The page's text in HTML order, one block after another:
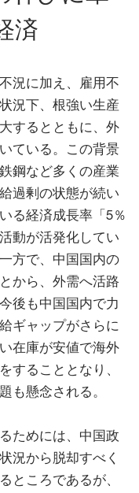
済
況に加え、雇用不
況下、根強い生産
するとともに、外
ている。この背景
鋼など多くの産業
過剰の状態が続い
る経済成長率「5％
動が活発化してい
方で、中国国内の
から、外需へ活路
後も中国国内で力
ギャップがさらに
在庫が安値で海外
することとなり、
も懸念される。
ためには、中国政
況から脱却すべく
ところであるが、